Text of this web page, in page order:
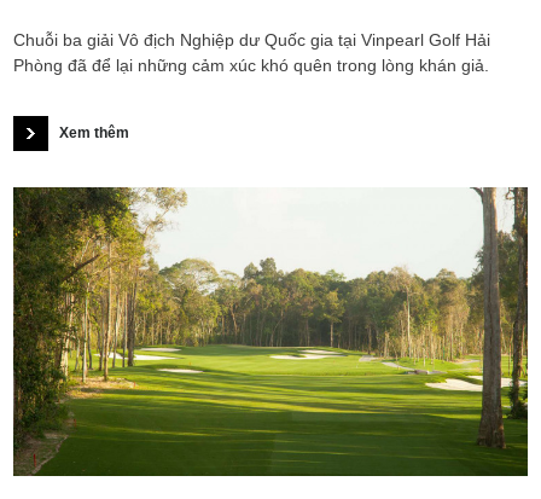
Chuỗi ba giải Vô địch Nghiệp dư Quốc gia tại Vinpearl Golf Hải
Phòng đã để lại những cảm xúc khó quên trong lòng khán giả.
Xem thêm